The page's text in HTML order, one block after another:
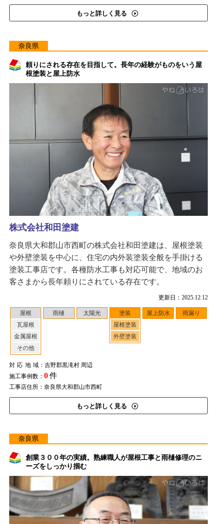
もっと詳しく見る
奈良県
頼りにされる存在を目指して。長年の経験がものをいう屋
根塗装と屋上防水
更新日：2025.12.12
屋根
瓦屋根
金属屋根
その他
雨樋 太陽光
塗装
屋根塗装
外壁塗装
屋上防水 雨漏り
対応地域：吉野郡黒滝村 周辺
施工事例数： 0件
工事店住所：奈良県大和郡山市西町
もっと詳しく見る
株式会社和田塗建
奈良県大和郡山市西町の株式会社和田塗建は、屋根塗装
や外壁塗装を中心に、住宅の内外装塗装全般を手掛ける
塗装工事店です。各種防水工事も対応可能で、地域のお
客さまから長年頼りにされている存在です。
奈良県
創業３００年の実績。熟練職人が屋根工事と雨樋修理のニ
ーズをしっかり掴む